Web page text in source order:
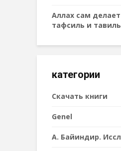
Аллах сам
тафсиль и
категории
Cкачать книги
Genel
А. Байиндир.